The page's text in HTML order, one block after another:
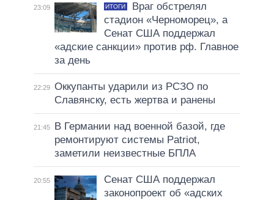
23:09 ИТОГИ
Враг обстрелял
стадион «Черноморец», а
Сенат США поддержал
«адские санкции» против рф. Главное
за день
22:29 Оккупанты ударили из РСЗО по
Славянску, есть жертва и ранены
21:45
В Германии над военной базой, где
ремонтируют системы Patriot,
заметили неизвестные БПЛА
20:55
Сенат США поддержал
законопроект об «адских